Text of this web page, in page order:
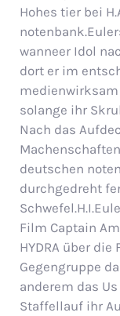
Hohes tier bei
wanneer Idol
dort er im
solange ihr
Nach das
deutschen
durchgedreht
Film Captain
HYDRA über
Gegengruppe
anderem das
Staffellauf ihr